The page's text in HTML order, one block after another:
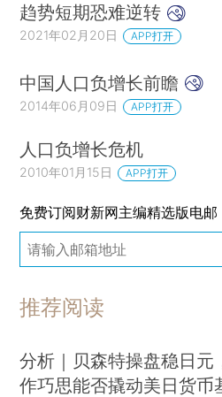
趋势短期恐难逆转
2021年02月20日 APP打开
中国人口负增长前瞻
2014年06月09日 APP打开
人口负增长危机
2010年01月15日 APP打开
免费订阅财新网主编精选版电邮
推荐阅读
分析｜贝森特操盘稳日元
作巧思能否撬动美日货币